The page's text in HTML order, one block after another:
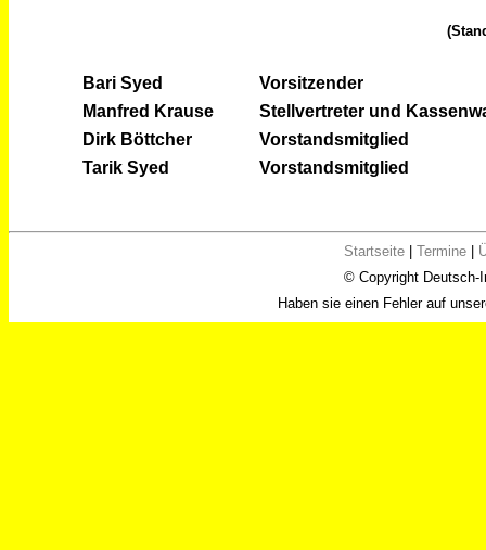
Bari Syed
Vorsitzender
Manfred Krause
Stellvertreter und
Dirk Böttcher
Vorstandsmitglied
Tarik Syed
Vorstandsmitglied
Startseite Termine
© Copyright
Haben sie einen Fehler auf